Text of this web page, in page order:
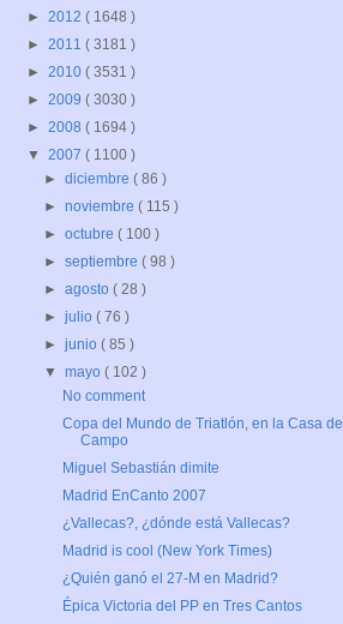
► 2012 ( 1648 )
► 2011 ( 3181 )
► 2010 ( 3531 )
► 2009 ( 3030 )
► 2008 ( 1694 )
▼ 2007 ( 1100 )
►diciembre( 86 )
►noviembre( 115 )
►octubre( 100 )
►septiembre( 98 )
►agosto( 28 )
►julio( 76 )
►junio( 85 )
▼mayo( 102 )
No comment
Copa del Mundo de Triatlón, en la Casa de
Campo
Miguel Sebastián dimite
Madrid EnCanto 2007
¿Vallecas?, ¿dónde está Vallecas?
Madrid is cool (New York Times)
¿Quién ganó el 27-M en Madrid?
Épica Victoria del PP en Tres Cantos